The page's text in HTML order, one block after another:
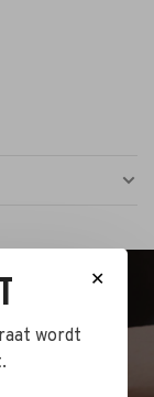
fysieke
✕
wordt